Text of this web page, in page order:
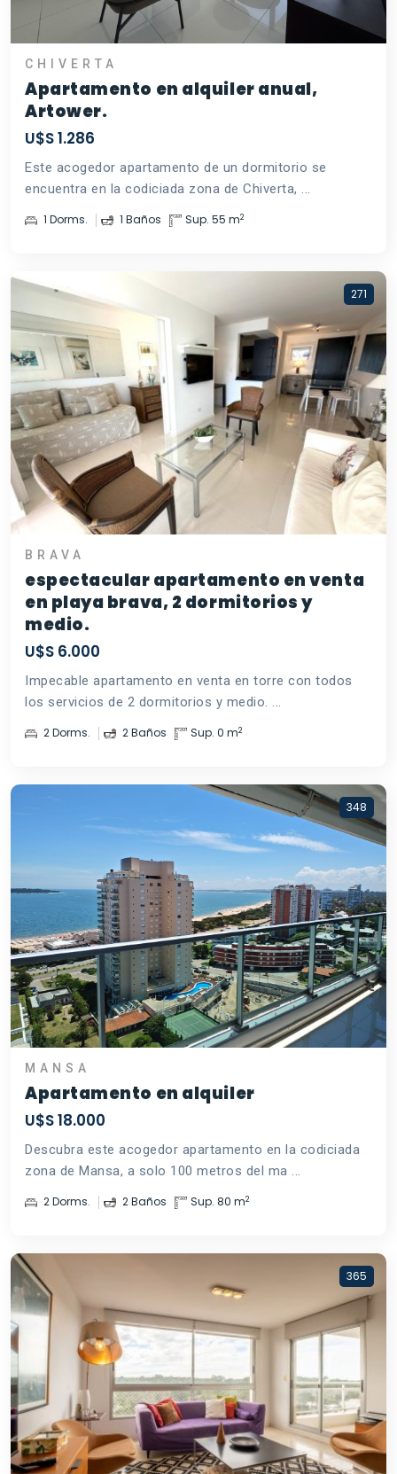
CHIVERTA
Apartamento en alquiler anual,
Artower.
U$S 1.286
Este acogedor apartamento de un dormitorio se
encuentra en la codiciada zona de Chiverta, ...
1 Dorms. 1 Baños Sup. 55 m2
271
BRAVA
espectacular apartamento en venta
en playa brava, 2 dormitorios y
medio.
U$S 6.000
Impecable apartamento en venta en torre con todos
los servicios de 2 dormitorios y medio. ...
2 Dorms. 2 Baños Sup. 0 m2
348
MANSA
Apartamento en alquiler
U$S 18.000
Descubra este acogedor apartamento en la codiciada
zona de Mansa, a solo 100 metros del ma ...
2 Dorms. 2 Baños Sup. 80 m2
365